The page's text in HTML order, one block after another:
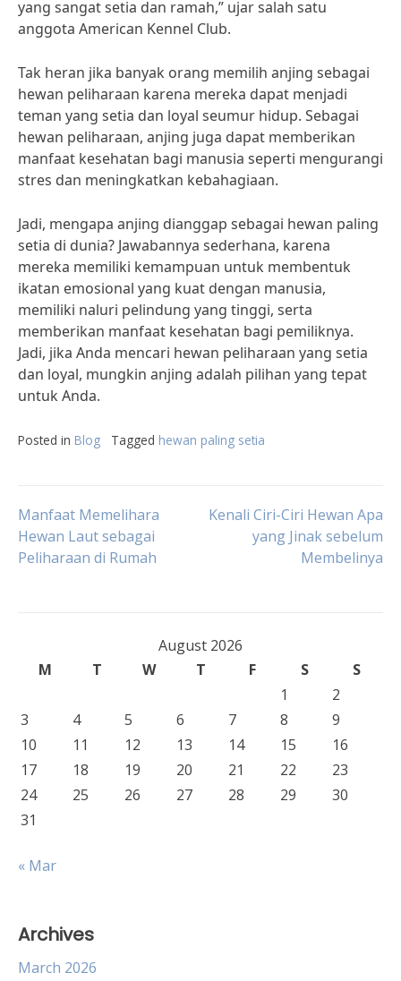
yang sangat setia dan ramah,” ujar salah satu
anggota American Kennel Club.
Tak heran jika banyak orang memilih anjing sebagai
hewan peliharaan karena mereka dapat menjadi
teman yang setia dan loyal seumur hidup. Sebagai
hewan peliharaan, anjing juga dapat memberikan
manfaat kesehatan bagi manusia seperti mengurangi
stres dan meningkatkan kebahagiaan.
Jadi, mengapa anjing dianggap sebagai hewan paling
setia di dunia? Jawabannya sederhana, karena
mereka memiliki kemampuan untuk membentuk
ikatan emosional yang kuat dengan manusia,
memiliki naluri pelindung yang tinggi, serta
memberikan manfaat kesehatan bagi pemiliknya.
Jadi, jika Anda mencari hewan peliharaan yang setia
dan loyal, mungkin anjing adalah pilihan yang tepat
untuk Anda.
Posted in Blog Tagged hewan paling setia
Post
navigation
Manfaat Memelihara
Hewan Laut sebagai
Peliharaan di Rumah
Kenali Ciri-Ciri Hewan Apa
yang Jinak sebelum
Membelinya
August 2026
M
T W T F S
S
1
2
3
4 5 6 7 8
9
10
11 12 13 14 15
16
17
18 19 20 21 22
23
24
25 26 27 28 29
30
31
« Mar
Archives
March 2026